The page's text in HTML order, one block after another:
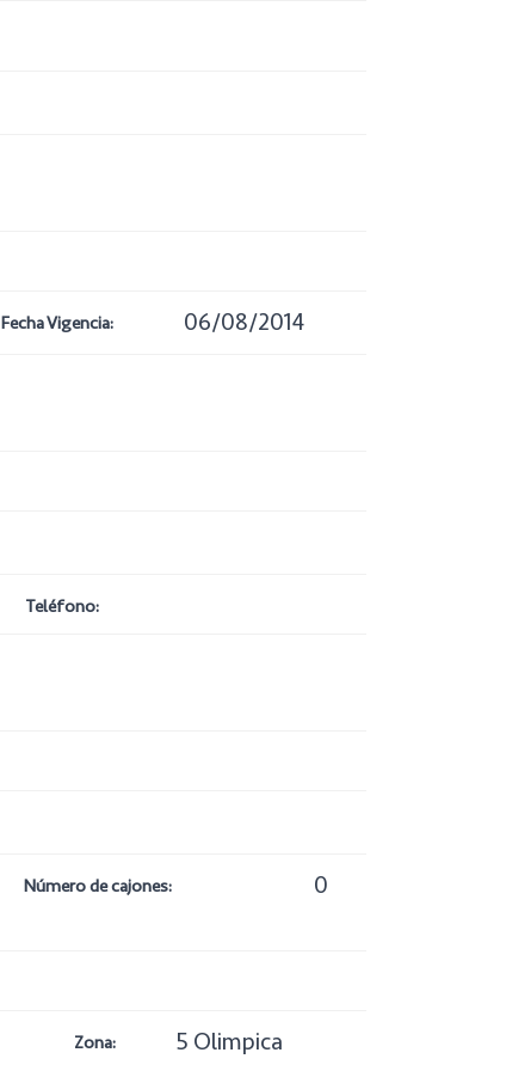
Fecha Vigencia: 06/08/2014
Teléfono:
Número de cajones: 0
Zona: 5 Olimpica